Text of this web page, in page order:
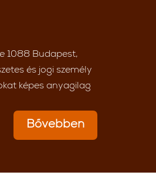
1088 Budapest,
és jogi személy
képes anyagilag
Bővebben